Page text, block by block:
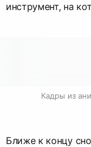
инструмент, на
Кадры из
Ближе к концу